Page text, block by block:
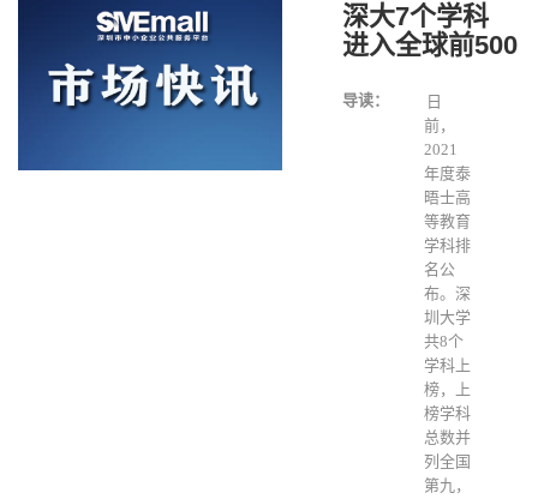
深大7个学科
进入全球前500
导读：
日
前，
2021
年度泰
晤士高
等教育
学科排
名公
布。深
圳大学
共8个
学科上
榜，上
榜学科
总数并
列全国
第九，